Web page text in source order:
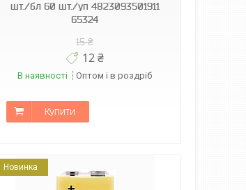
шт./бл 60 шт./уп 4823093501911
65324
15 ₴
12 ₴
В наявності Оптом і в роздріб
Купити
Новинка